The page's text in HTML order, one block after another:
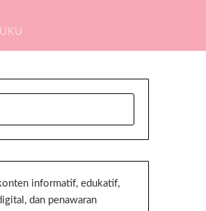
informatif, edukatif,
dan penawaran